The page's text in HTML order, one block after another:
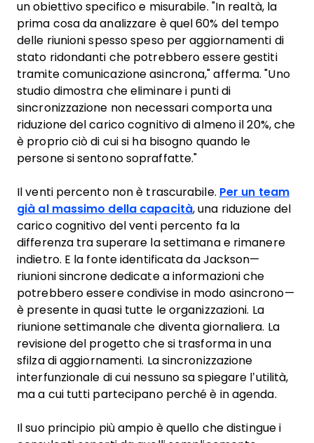
un obiettivo specifico e misurabile. "In realtà, la
prima cosa da analizzare è quel 60% del tempo
delle riunioni spesso speso per aggiornamenti di
stato ridondanti che potrebbero essere gestiti
tramite comunicazione asincrona," afferma. "Uno
studio dimostra che eliminare i punti di
sincronizzazione non necessari comporta una
riduzione del carico cognitivo di almeno il 20%, che
è proprio ciò di cui si ha bisogno quando le
persone si sentono sopraffatte."
Il venti percento non è trascurabile. Per un team
già al massimo della capacità, una riduzione del
carico cognitivo del venti percento fa la
differenza tra superare la settimana e rimanere
indietro. E la fonte identificata da Jackson—
riunioni sincrone dedicate a informazioni che
potrebbero essere condivise in modo asincrono—
è presente in quasi tutte le organizzazioni. La
riunione settimanale che diventa giornaliera. La
revisione del progetto che si trasforma in una
sfilza di aggiornamenti. La sincronizzazione
interfunzionale di cui nessuno sa spiegare l’utilità,
ma a cui tutti partecipano perché è in agenda.
Il suo principio più ampio è quello che distingue i